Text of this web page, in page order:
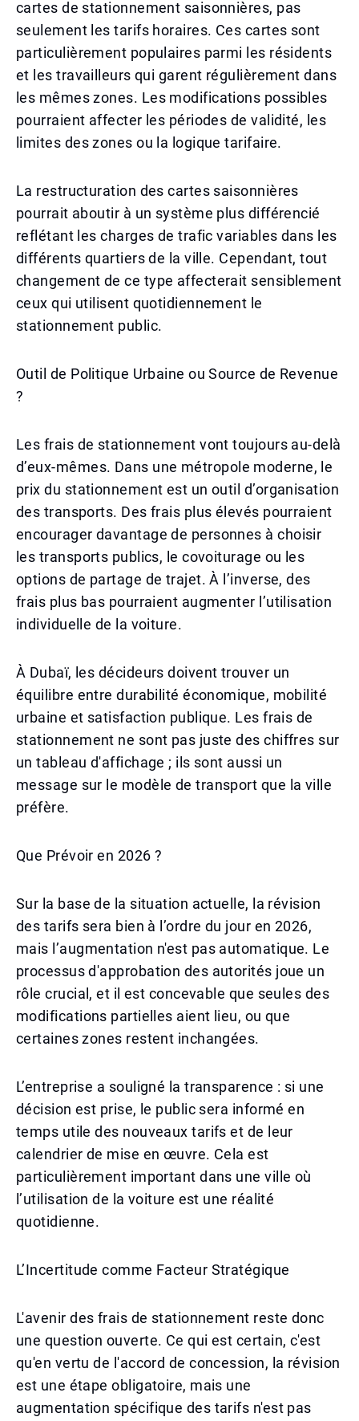
cartes de stationnement saisonnières, pas
seulement les tarifs horaires. Ces cartes sont
particulièrement populaires parmi les résidents
et les travailleurs qui garent régulièrement dans
les mêmes zones. Les modifications possibles
pourraient affecter les périodes de validité, les
limites des zones ou la logique tarifaire.
La restructuration des cartes saisonnières
pourrait aboutir à un système plus différencié
reflétant les charges de trafic variables dans les
différents quartiers de la ville. Cependant, tout
changement de ce type affecterait sensiblement
ceux qui utilisent quotidiennement le
stationnement public.
Outil de Politique Urbaine ou Source de Revenue
?
Les frais de stationnement vont toujours au-delà
d’eux-mêmes. Dans une métropole moderne, le
prix du stationnement est un outil d’organisation
des transports. Des frais plus élevés pourraient
encourager davantage de personnes à choisir
les transports publics, le covoiturage ou les
options de partage de trajet. À l’inverse, des
frais plus bas pourraient augmenter l’utilisation
individuelle de la voiture.
À Dubaï, les décideurs doivent trouver un
équilibre entre durabilité économique, mobilité
urbaine et satisfaction publique. Les frais de
stationnement ne sont pas juste des chiffres sur
un tableau d'affichage ; ils sont aussi un
message sur le modèle de transport que la ville
préfère.
Que Prévoir en 2026 ?
Sur la base de la situation actuelle, la révision
des tarifs sera bien à l’ordre du jour en 2026,
mais l’augmentation n'est pas automatique. Le
processus d'approbation des autorités joue un
rôle crucial, et il est concevable que seules des
modifications partielles aient lieu, ou que
certaines zones restent inchangées.
L’entreprise a souligné la transparence : si une
décision est prise, le public sera informé en
temps utile des nouveaux tarifs et de leur
calendrier de mise en œuvre. Cela est
particulièrement important dans une ville où
l’utilisation de la voiture est une réalité
quotidienne.
L’Incertitude comme Facteur Stratégique
L'avenir des frais de stationnement reste donc
une question ouverte. Ce qui est certain, c'est
qu'en vertu de l'accord de concession, la révision
est une étape obligatoire, mais une
augmentation spécifique des tarifs n'est pas